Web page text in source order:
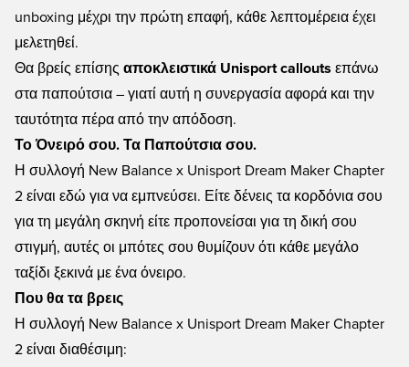
unboxing μέχρι την πρώτη επαφή, κάθε λεπτομέρεια έχει
μελετηθεί.
Θα βρείς επίσης αποκλειστικά Unisport callouts επάνω
στα παπούτσια – γιατί αυτή η συνεργασία αφορά και την
ταυτότητα πέρα από την απόδοση.
Το Όνειρό σου. Τα Παπούτσια σου.
Η συλλογή New Balance x Unisport Dream Maker Chapter
2 είναι εδώ για να εμπνεύσει. Είτε δένεις τα κορδόνια σου
για τη μεγάλη σκηνή είτε προπονείσαι για τη δική σου
στιγμή, αυτές οι μπότες σου θυμίζουν ότι κάθε μεγάλο
ταξίδι ξεκινά με ένα όνειρο.
Που θα τα βρεις
Η συλλογή New Balance x Unisport Dream Maker Chapter
2 είναι διαθέσιμη: